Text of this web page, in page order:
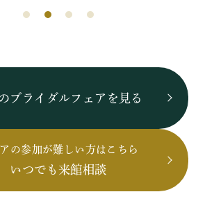
ブライダルフェアを見る
の参加が難しい方はこちら
いつでも来館相談